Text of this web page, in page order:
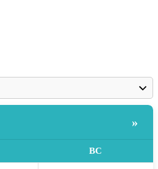
»
ВС